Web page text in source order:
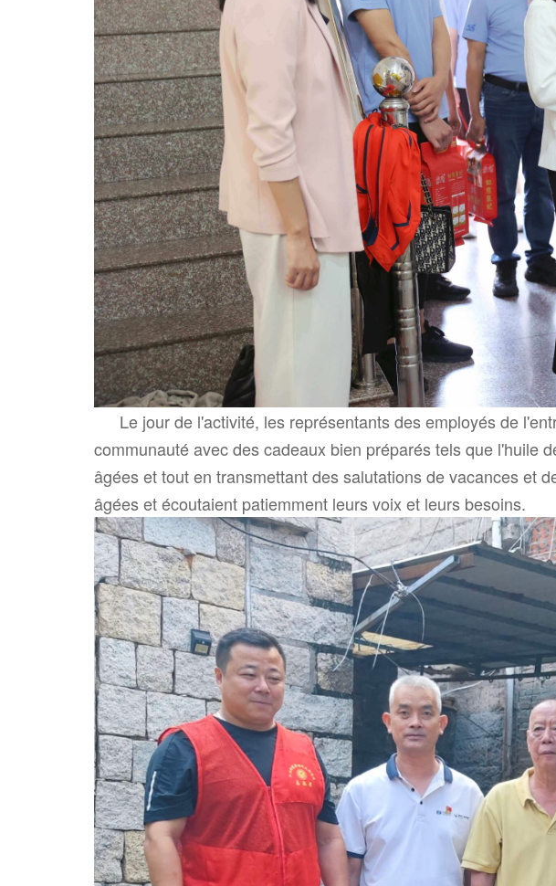
Le jour de l'activité, les représentants des employés de
communauté avec des cadeaux bien préparés tels que l'huile
âgées et tout en transmettant des salutations de vacances et
âgées et écoutaient patiemment leurs voix et leurs besoins.